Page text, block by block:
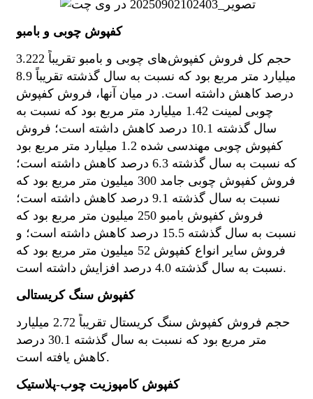
کفپوش چوبی و بامبو
حجم کل فروش کفپوش‌های چوبی و بامبو تقریباً 3.222
میلیارد متر مربع بود که نسبت به سال گذشته تقریباً 8.9
درصد کاهش داشته است. در میان آنها، فروش کفپوش
چوبی لمینت 1.42 میلیارد متر مربع بود که نسبت به
سال گذشته 10.1 درصد کاهش داشته است؛ فروش
کفپوش چوبی مهندسی شده 1.2 میلیارد متر مربع بود
که نسبت به سال گذشته 6.3 درصد کاهش داشته است؛
فروش کفپوش چوبی جامد 300 میلیون متر مربع بود که
نسبت به سال گذشته 9.1 درصد کاهش داشته است؛
فروش کفپوش بامبو 250 میلیون متر مربع بود که
نسبت به سال گذشته 15.5 درصد کاهش داشته است؛ و
فروش سایر انواع کفپوش 52 میلیون متر مربع بود که
نسبت به سال گذشته 4.0 درصد افزایش داشته است.
کفپوش سنگ کریستالی
حجم فروش کفپوش سنگ کریستال تقریباً 2.72 میلیارد
متر مربع بود که نسبت به سال گذشته 30.1 درصد
کاهش یافته است.
کفپوش کامپوزیت چوب-پلاستیک